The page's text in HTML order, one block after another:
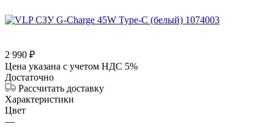
2 990 ₽
Цена указана с учетом НДС 5%
Достаточно
Рассчитать доставку
Характеристики
Цвет
—